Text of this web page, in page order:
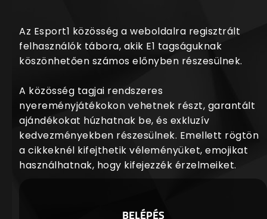
Az Esport1 közösség a weboldalra regisztrált
felhasználók tábora, akik E1 tagságuknak
köszönhetően számos előnyben részesülnek.
A közösség tagjai rendszeres
nyereményjátékokon vehetnek részt, garantált
ajándékokat húzhatnak be, és exkluzív
kedvezményekben részesülnek. Emellett rögtön
a cikkeknél kifejthetik véleményüket, emojikat
használhatnak, hogy kifejezzék érzelmeiket.
BELÉPÉS